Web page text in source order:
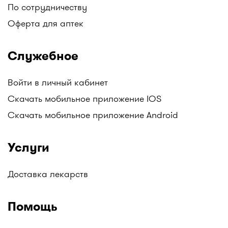
Mega Pharm, Аптеки "Алмасат", Аптеки "Salamat",
АНЦ (Аптеки Низких Цен), Гиппократ, и другие.
Все аптеки Казахстана с ценами на лекарства в
По сотрудничеству
Оферта для аптек
Служебное
Войти в личный кабинет
Скачать мобильное приложение IOS
Скачать мобильное приложение Android
Услуги
Доставка лекарств
Помощь